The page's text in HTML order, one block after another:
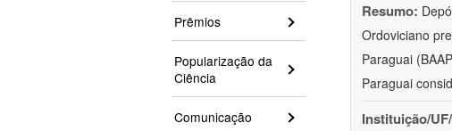
Prêmios
Popularização da
Ciência
Comunicação
Resumo:
Ordoviciano
Paraguai
Paraguai
Instituição/